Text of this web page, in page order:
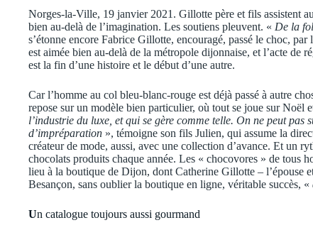
Norges-la-Ville, 19 janvier 2021. Gillotte père et fils assistent au
bien au-delà de l’imagination. Les soutiens pleuvent. « De la
s’étonne encore Fabrice Gillotte, encouragé, passé le choc,
est aimée bien au-delà de la métropole dijonnaise, et l’acte de
est la fin d’une histoire et le début d’une autre.
Car l’homme au col bleu-blanc-rouge est déjà passé à autre
repose sur un modèle bien particulier, où tout se joue sur Noël
l’industrie du luxe, et qui se gère comme telle. On ne peut
d’impréparation », témoigne son fils Julien, qui assume la
créateur de mode, aussi, avec une collection d’avance. Et un
chocolats produits chaque année. Les « chocovores » de tous
lieu à la boutique de Dijon, dont Catherine Gillotte – l’épouse
Besançon, sans oublier la boutique en ligne, véritable succès, «
Un catalogue toujours aussi gourmand